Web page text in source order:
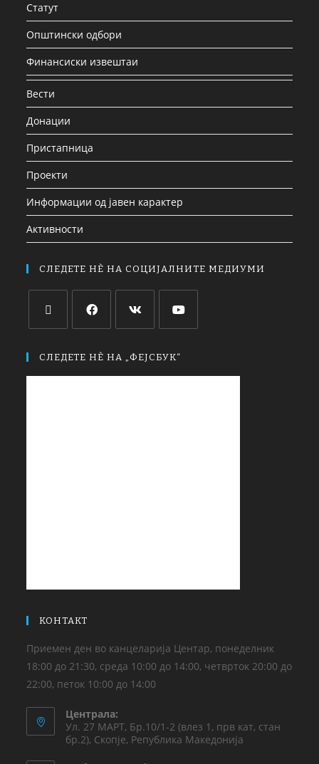
Статут
Општински одбори
Финансиски извештаи
Вести
Донации
Пристапница
Проекти
Информации од јавен карактер
Активности
СЛЕДЕТЕ НЀ НА СОЦИЈАЛНИТЕ МЕДИУМИ
СЛЕДЕТЕ НЀ НА „ФЕЈСБУК“
КОНТАКТ
Приемен ден во канцеларија Центар, понеделник
18:00 до 21:30, среда 10:00 до 14:00, четврток 20:00 до
22:00, петок 10:00 до 14:00
Централа:
Ул. 27 МАРТ, Бр.10/1-2 (влез 1, прв кат, стан
бр.2), Скопје, Република Македонија